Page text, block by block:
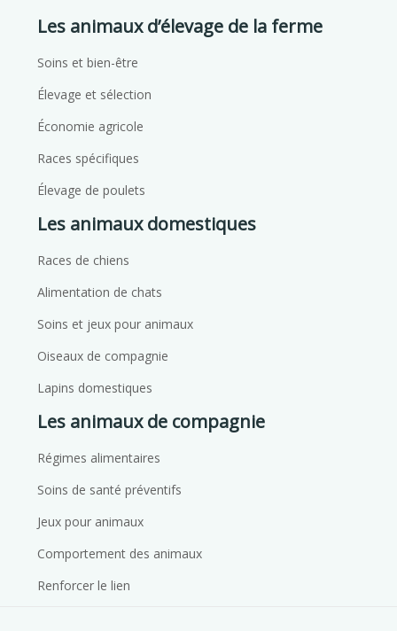
Les animaux d’élevage de la ferme
Soins et bien-être
Élevage et sélection
Économie agricole
Races spécifiques
Élevage de poulets
Les animaux domestiques
Races de chiens
Alimentation de chats
Soins et jeux pour animaux
Oiseaux de compagnie
Lapins domestiques
Les animaux de compagnie
Régimes alimentaires
Soins de santé préventifs
Jeux pour animaux
Comportement des animaux
Renforcer le lien